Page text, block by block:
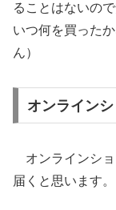
ることはないの
いつ何を買った
ん）
オンライン
オンラインショ
届くと思います。